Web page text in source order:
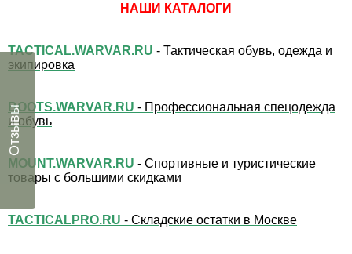
НАШИ КАТАЛОГИ
TACTICAL.WARVAR.RU - Тактическая обувь, одежда и
экипировка
BOOTS.WARVAR.RU - Профессиональная спецодежда
и обувь
MOUNT.WARVAR.RU - Спортивные и туристические
товары с большими скидками
TACTICALPRO.RU - Складские остатки в Москве
Отзывы